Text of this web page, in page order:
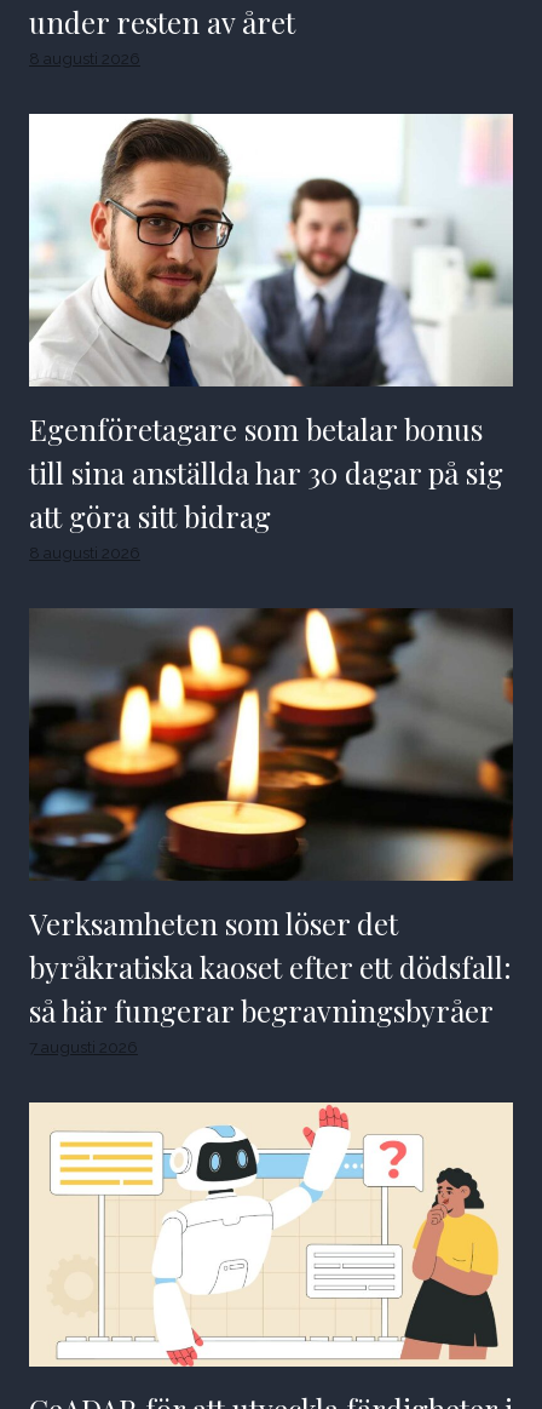
under resten av året
8 augusti 2026
Egenföretagare som betalar bonus
till sina anställda har 30 dagar på sig
att göra sitt bidrag
8 augusti 2026
Verksamheten som löser det
byråkratiska kaoset efter ett dödsfall:
så här fungerar begravningsbyråer
7 augusti 2026